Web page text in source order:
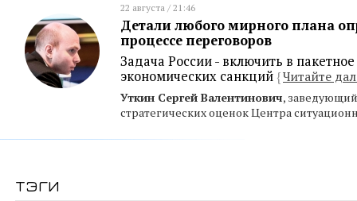
22 августа / 21:46
Детали любого мирного плана
процессе переговоров
Задача России - включить в
экономических санкций {Читайте
Уткин Сергей Валентинович,
стратегических оценок Центра
тэги